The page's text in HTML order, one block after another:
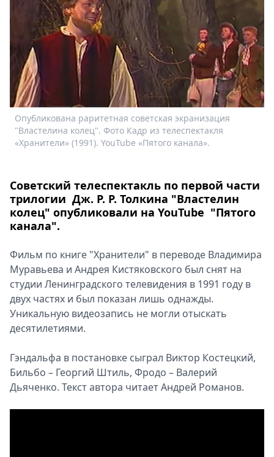
Выставки
Пресс-
релизы
Metro
Стримы
Спецпроекты
Звезды
Выборы
2026
Metro
Опубликована раритетная советская экранизация
"Властелина колец". Фото Кадр из телеспектакля
«Хранители» (1991). YouTube «Пятого канала».
Советский телеспектакль по первой части
трилогии Дж. Р. Р. Толкина "Властелин
колец" опубликовали на YouTube "Пятого
канала".
Фильм по книге "Хранители" в переводе Владимира
Муравьева и Андрея Кистяковского был снят на
студии Ленинградского телевидения в 1991 году в
двух частях и был показан лишь однажды.
Уникальную видеозапись не могли отыскать
десятилетиями.
Гэндальфа в постановке сыграл Виктор Костецкий,
Бильбо – Георгий Штиль, Фродо – Валерий
Дьяченко. Текст автора читает Андрей Романов.